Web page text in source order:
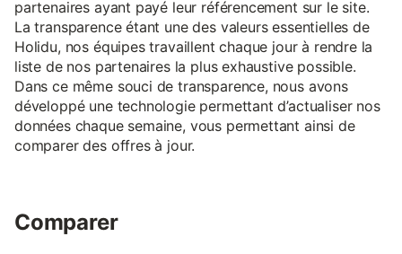
partenaires ayant payé leur référencement sur le site.
La transparence étant une des valeurs essentielles de
Holidu, nos équipes travaillent chaque jour à rendre la
liste de nos partenaires la plus exhaustive possible.
Dans ce même souci de transparence, nous avons
développé une technologie permettant d’actualiser nos
données chaque semaine, vous permettant ainsi de
comparer des offres à jour.
Comparer